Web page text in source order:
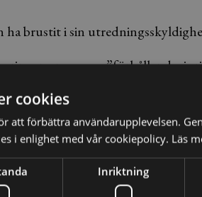
ha brustit i sin
anses som ”förhållandevis
till samma belopp. Malmö stad
cookies
att förbättra användarupplevelsen.
i enlighet med vår cookiepolicy. Läs
Inriktning